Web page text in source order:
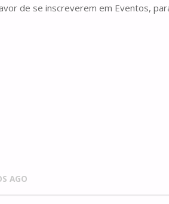
de se inscreverem em Eventos,
AGO